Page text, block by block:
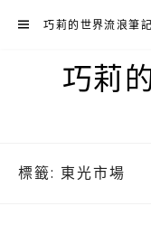
巧莉的世界流浪筆記
巧莉
標籤: 東光市場